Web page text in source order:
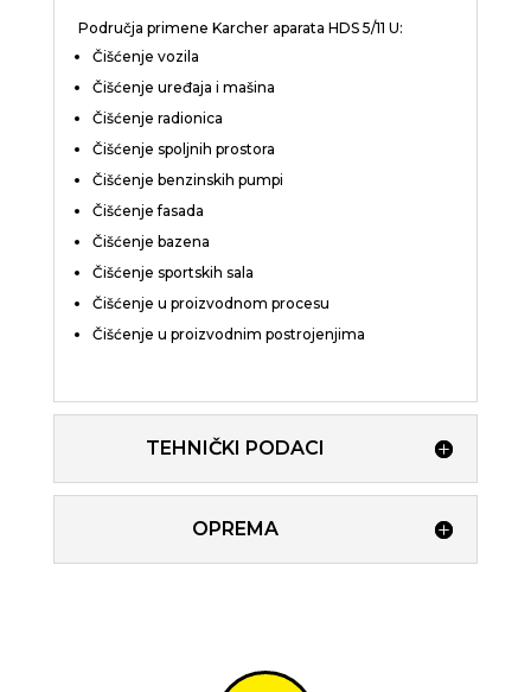
Područja primene Karcher aparata HDS 5/11 U:
Čišćenje vozila
Čišćenje uređaja i mašina
Čišćenje radionica
Čišćenje spoljnih prostora
Čišćenje benzinskih pumpi
Čišćenje fasada
Čišćenje bazena
Čišćenje sportskih sala
Čišćenje u proizvodnom procesu
Čišćenje u proizvodnim postrojenjima
TEHNIČKI PODACI
OPREMA